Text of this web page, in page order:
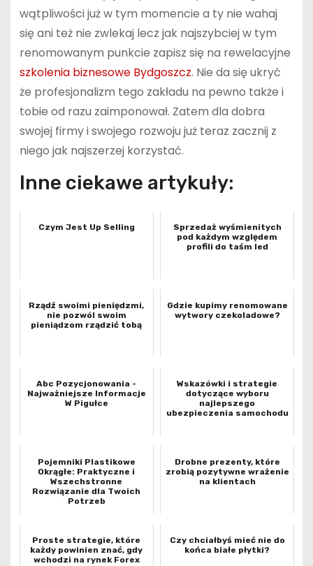
wątpliwości już w tym momencie a ty nie wahaj
się ani też nie zwlekaj lecz jak najszybciej w tym
renomowanym punkcie zapisz się na rewelacyjne
szkolenia biznesowe Bydgoszcz. Nie da się ukryć
że profesjonalizm tego zakładu na pewno także i
tobie od razu zaimponował. Zatem dla dobra
swojej firmy i swojego rozwoju już teraz zacznij z
niego jak najszerzej korzystać.
Inne ciekawe artykuły:
Czym Jest Up Selling
Sprzedaż wyśmienitych
pod każdym względem
profili do taśm led
Rządź swoimi pieniędzmi,
nie pozwól swoim
pieniądzom rządzić tobą
Gdzie kupimy renomowane
wytwory czekoladowe?
Abc Pozycjonowania -
Najważniejsze Informacje
W Pigułce
Wskazówki i strategie
dotyczące wyboru
najlepszego
ubezpieczenia samochodu
Pojemniki Plastikowe
Okrągłe: Praktyczne i
Wszechstronne
Rozwiązanie dla Twoich
Potrzeb
Drobne prezenty, które
zrobią pozytywne wrażenie
na klientach
Proste strategie, które
każdy powinien znać, gdy
wchodzi na rynek Forex
Czy chciałbyś mieć nie do
końca białe płytki?